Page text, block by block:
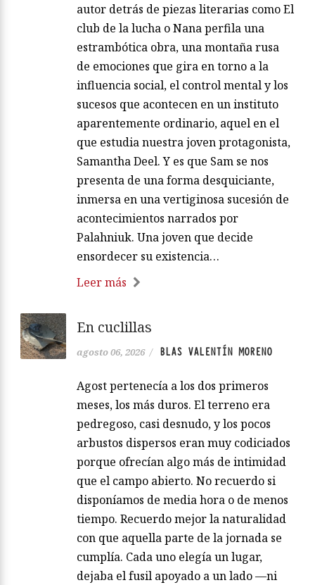
autor detrás de piezas literarias como El
club de la lucha o Nana perfila una
estrambótica obra, una montaña rusa
de emociones que gira en torno a la
influencia social, el control mental y los
sucesos que acontecen en un instituto
aparentemente ordinario, aquel en el
que estudia nuestra joven protagonista,
Samantha Deel. Y es que Sam se nos
presenta de una forma desquiciante,
inmersa en una vertiginosa sucesión de
acontecimientos narrados por
Palahniuk. Una joven que decide
ensordecer su existencia…
Leer más
En cuclillas
agosto 06, 2026 / BLAS VALENTÍN MORENO
Agost pertenecía a los dos primeros
meses, los más duros. El terreno era
pedregoso, casi desnudo, y los pocos
arbustos dispersos eran muy codiciados
porque ofrecían algo más de intimidad
que el campo abierto. No recuerdo si
disponíamos de media hora o de menos
tiempo. Recuerdo mejor la naturalidad
con que aquella parte de la jornada se
cumplía. Cada uno elegía un lugar,
dejaba el fusil apoyado a un lado —ni